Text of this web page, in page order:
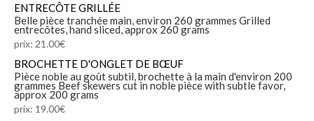
ENTRECÔTE GRILLÉE
Belle pièce tranchée main, environ 260 grammes Grilled
entrecôtes, hand sliced, approx 260 grams
prix: 21.00€
BROCHETTE D'ONGLET DE BŒUF
Pièce noble au goût subtil, brochette à la main d'environ 200
grammes Beef skewers cut in noble pièce with subtle favor,
approx 200 grams
prix: 19.00€